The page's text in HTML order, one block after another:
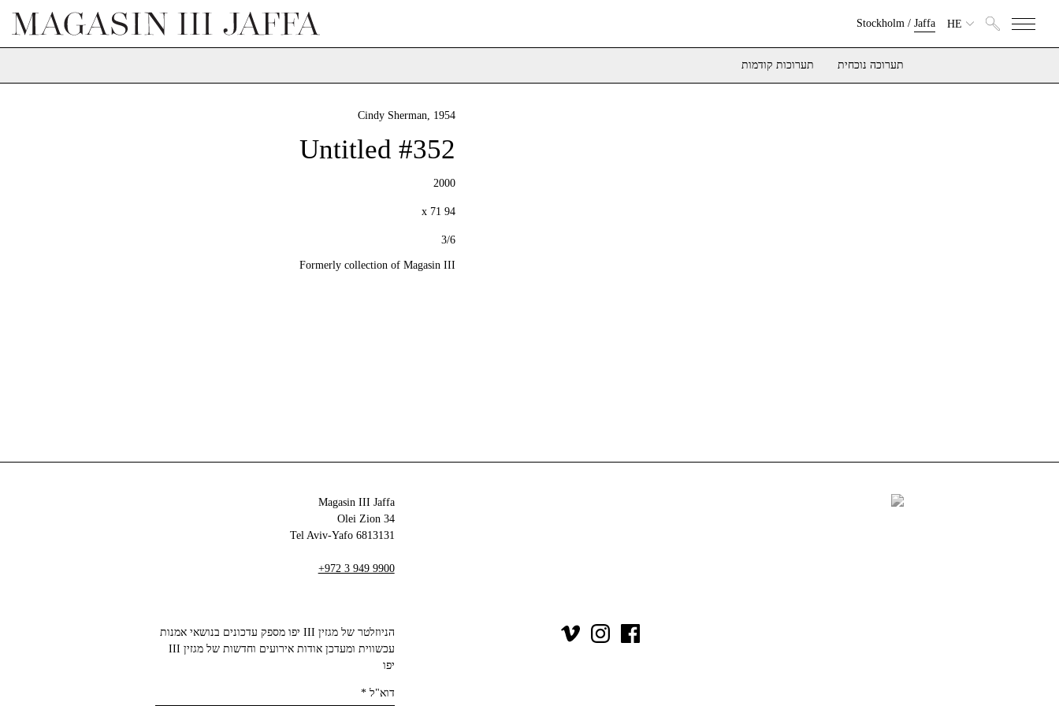
Stockholm/ Jaffa HE
תערוכה נוכחית תערוכות קודמות
Cindy Sherman, 1954
Untitled #352
2000
94 x 71
3/6
Formerly collection of Magasin III
Magasin III Jaffa
34 Olei Zion
6813131 Tel Aviv-Yafo
+972 3 949 9900
הניוזלטר של מגזין III יפו מספק עדכונים בנושאי אמנות
עכשווית ומעדכן אודות אירועים וחדשות של מגזין III
יפו‬
דוא"ל*